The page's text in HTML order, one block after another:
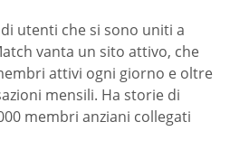
utenti che si sono uniti a
vanta un sito attivo, che
attivi ogni giorno e oltre
mensili. Ha storie di
membri anziani collegati